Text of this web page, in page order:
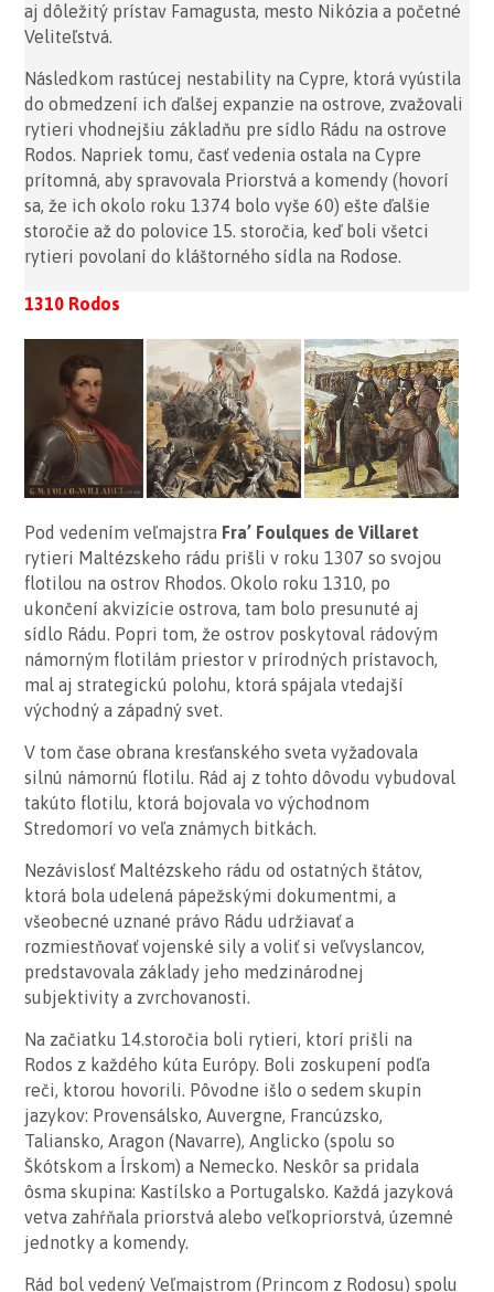
aj dôležitý prístav Famagusta, mesto Nikózia a početné
Veliteľstvá.
Následkom rastúcej nestability na Cypre, ktorá vyústila
do obmedzení ich ďalšej expanzie na ostrove, zvažovali
rytieri vhodnejšiu základňu pre sídlo Rádu na ostrove
Rodos. Napriek tomu, časť vedenia ostala na Cypre
prítomná, aby spravovala Priorstvá a komendy (hovorí
sa, že ich okolo roku 1374 bolo vyše 60) ešte ďalšie
storočie až do polovice 15. storočia, keď boli všetci
rytieri povolaní do kláštorného sídla na Rodose.
1310 Rodos
Pod vedením veľmajstra Fra’ Foulques de Villaret
rytieri Maltézskeho rádu prišli v roku 1307 so svojou
flotilou na ostrov Rhodos. Okolo roku 1310, po
ukončení akvizície ostrova, tam bolo presunuté aj
sídlo Rádu. Popri tom, že ostrov poskytoval rádovým
námorným flotilám priestor v prírodných prístavoch,
mal aj strategickú polohu, ktorá spájala vtedajší
východný a západný svet.
V tom čase obrana kresťanského sveta vyžadovala
silnú námornú flotilu. Rád aj z tohto dôvodu vybudoval
takúto flotilu, ktorá bojovala vo východnom
Stredomorí vo veľa známych bitkách.
Nezávislosť Maltézskeho rádu od ostatných štátov,
ktorá bola udelená pápežskými dokumentmi, a
všeobecné uznané právo Rádu udržiavať a
rozmiestňovať vojenské sily a voliť si veľvyslancov,
predstavovala základy jeho medzinárodnej
subjektivity a zvrchovanosti.
Na začiatku 14.storočia boli rytieri, ktorí prišli na
Rodos z každého kúta Európy. Boli zoskupení podľa
reči, ktorou hovorili. Pôvodne išlo o sedem skupín
jazykov: Provensálsko, Auvergne, Francúzsko,
Taliansko, Aragon (Navarre), Anglicko (spolu so
Škótskom a Írskom) a Nemecko. Neskôr sa pridala
ôsma skupina: Kastílsko a Portugalsko. Každá jazyková
vetva zahŕňala priorstvá alebo veľkopriorstvá, územné
jednotky a komendy.
Rád bol vedený Veľmajstrom (Princom z Rodosu) spolu